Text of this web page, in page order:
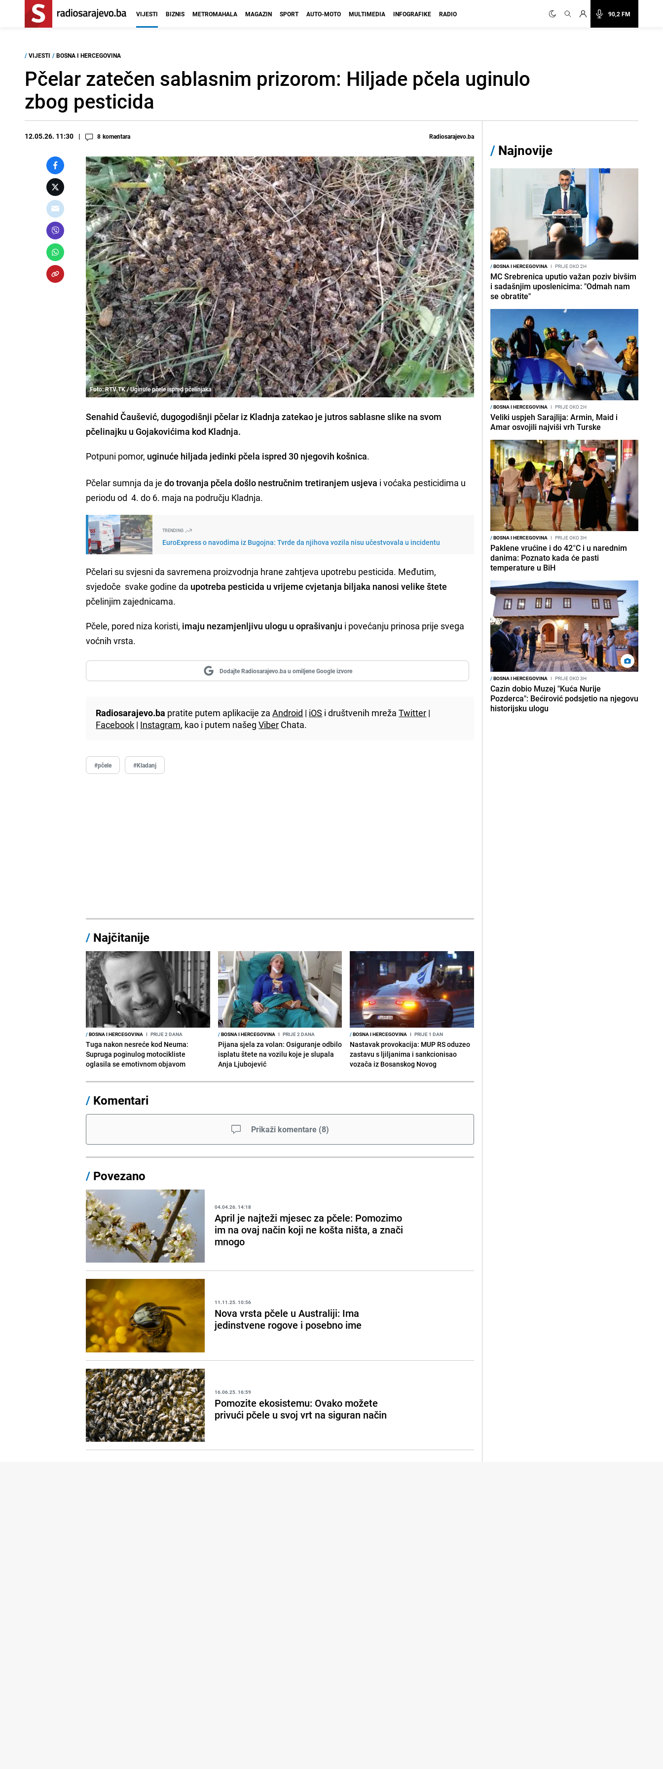
90,2 FM
VIJESTI BIZNIS METROMAHALA MAGAZIN SPORT AUTO-MOTO MULTIMEDIA INFOGRAFIKE RADIO
/ VIJESTI / BOSNA I HERCEGOVINA
Pčelar zatečen sablasnim prizorom: Hiljade pčela uginulo
zbog pesticida
12.05.26. 11:30 8 komentara Radiosarajevo.ba
Foto: RTV TK / Uginule pčele ispred pčelinjaka
Senahid Čaušević, dugogodišnji pčelar iz Kladnja zatekao je jutros sablasne slike na svom
pčelinajku u Gojakovićima kod Kladnja.
Potpuni pomor, uginuće hiljada jedinki pčela ispred 30 njegovih košnica.
Pčelar sumnja da jedo trovanja pčela došlo nestručnim tretiranjem usjeva i voćaka pesticidima u
periodu od 4. do 6. maja na području Kladnja.
TRENDING
EuroExpress o navodima iz Bugojna: Tvrde da njihova vozila nisu učestvovala u incidentu
Pčelari su svjesni da savremena proizvodnja hrane zahtjeva upotrebu pesticida. Međutim,
svjedoče svake godine da upotreba pesticida u vrijeme cvjetanja biljaka nanosi velike štete
pčelinjim zajednicama.
Pčele, pored niza koristi, imaju nezamjenljivu ulogu u oprašivanju i povećanju prinosa prije svega
voćnih vrsta.
Dodajte Radiosarajevo.ba u omiljene Google izvore
Radiosarajevo.ba pratite putem aplikacije zaAndroid | iOS i društvenih mrežaTwitter |
Facebook | Instagram, kao i putem našegViber Chata.
#pčele #Kladanj
/ Najčitanije
/BOSNA I HERCEGOVINA I PRIJE 2 DANA
Tuga nakon nesreće kod Neuma:
Supruga poginulog motocikliste
oglasila se emotivnom objavom
/BOSNA I HERCEGOVINA I PRIJE 2 DANA
Pijana sjela za volan: Osiguranje odbilo
isplatu štete na vozilu koje je slupala
Anja Ljubojević
/BOSNA I HERCEGOVINA I PRIJE 1 DAN
Nastavak provokacija: MUP RS oduzeo
zastavu s ljiljanima i sankcionisao
vozača iz Bosanskog Novog
/ Komentari
Prikaži komentare (8)
/ Povezano
04.04.26. 14:18
April je najteži mjesec za pčele: Pomozimo
im na ovaj način koji ne košta ništa, a znači
mnogo
11.11.25. 10:56
Nova vrsta pčele u Australiji: Ima
jedinstvene rogove i posebno ime
16.06.25. 16:59
Pomozite ekosistemu: Ovako možete
privući pčele u svoj vrt na siguran način
/ Najnovije
/BOSNA I HERCEGOVINA I PRIJE OKO 2H
MC Srebrenica uputio važan poziv bivšim
i sadašnjim uposlenicima: "Odmah nam
se obratite"
/BOSNA I HERCEGOVINA I PRIJE OKO 2H
Veliki uspjeh Sarajlija: Armin, Maid i
Amar osvojili najviši vrh Turske
/BOSNA I HERCEGOVINA I PRIJE OKO 3H
Paklene vrućine i do 42°C i u narednim
danima: Poznato kada će pasti
temperature u BiH
/BOSNA I HERCEGOVINA I PRIJE OKO 3H
Cazin dobio Muzej "Kuća Nurije
Pozderca": Bećirović podsjetio na njegovu
historijsku ulogu